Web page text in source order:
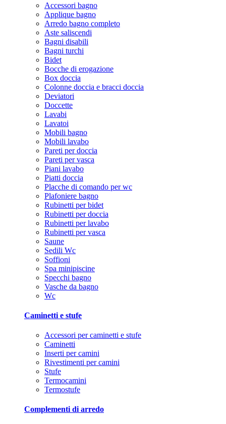
Accessori bagno
Applique bagno
Arredo bagno completo
Aste saliscendi
Bagni disabili
Bagni turchi
Bidet
Bocche di erogazione
Box doccia
Colonne doccia e bracci doccia
Deviatori
Doccette
Lavabi
Lavatoi
Mobili bagno
Mobili lavabo
Pareti per doccia
Pareti per vasca
Piani lavabo
Piatti doccia
Placche di comando per wc
Plafoniere bagno
Rubinetti per bidet
Rubinetti per doccia
Rubinetti per lavabo
Rubinetti per vasca
Saune
Sedili Wc
Soffioni
Spa minipiscine
Specchi bagno
Vasche da bagno
Wc
Caminetti e stufe
Accessori per caminetti e stufe
Caminetti
Inserti per camini
Rivestimenti per camini
Stufe
Termocamini
Termostufe
Complementi di arredo